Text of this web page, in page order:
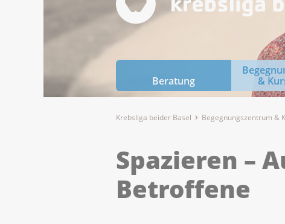
Beratung
&
Krebsliga beider Basel Begegnungszentrum &
Spazieren –
Betroffene